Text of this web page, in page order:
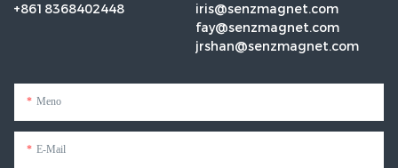
+8618368402448
iris@senzmagnet.com
fay@senzmagnet.com
jrshan@senzmagnet.com
Meno
E-Mail